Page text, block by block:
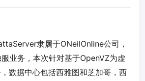
隶属于ONeilOnline公司，
业务，本次针对基于OpenVZ为虚
数据中心包括西雅图和芝加哥，西